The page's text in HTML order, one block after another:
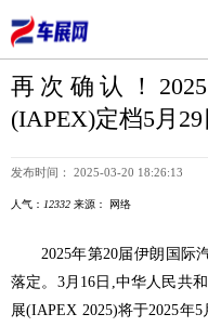
再次确认！
(IAPEX)定档5月29
发布时间： 2025-03-20 18:26:13
人气： 12332 来源： 网络
2025年第20届伊朗国际
落定。3月16日,中华人民共
展(IAPEX 2025)将于2025年